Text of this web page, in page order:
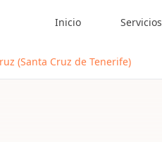
Inicio Servicios
(Santa Cruz de Tenerife)